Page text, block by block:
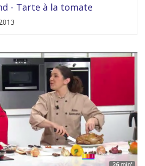
- Tarte à la tomate